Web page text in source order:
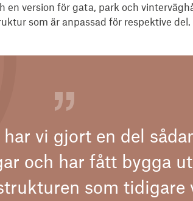
en version för gata, park och
som är anpassad för respektive del.
har vi gjort en del
och har fått bygga
som tidigare